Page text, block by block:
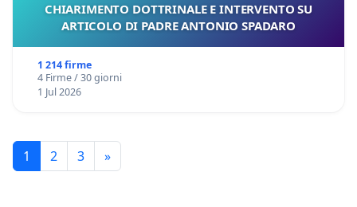
CHIARIMENTO DOTTRINALE E INTERVENTO SU
ARTICOLO DI PADRE ANTONIO SPADARO
1 214 firme
4 Firme / 30 giorni
1 Jul 2026
1 2 3 »